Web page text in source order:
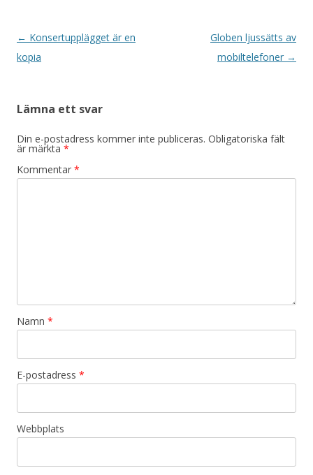
Inläggsnavigering
← Konsertupplägget är en
kopia
Globen ljussätts av
mobiltelefoner →
Lämna ett svar
Din e-postadress kommer inte publiceras. Obligatoriska fält
är märkta *
Kommentar *
Namn *
E-postadress *
Webbplats